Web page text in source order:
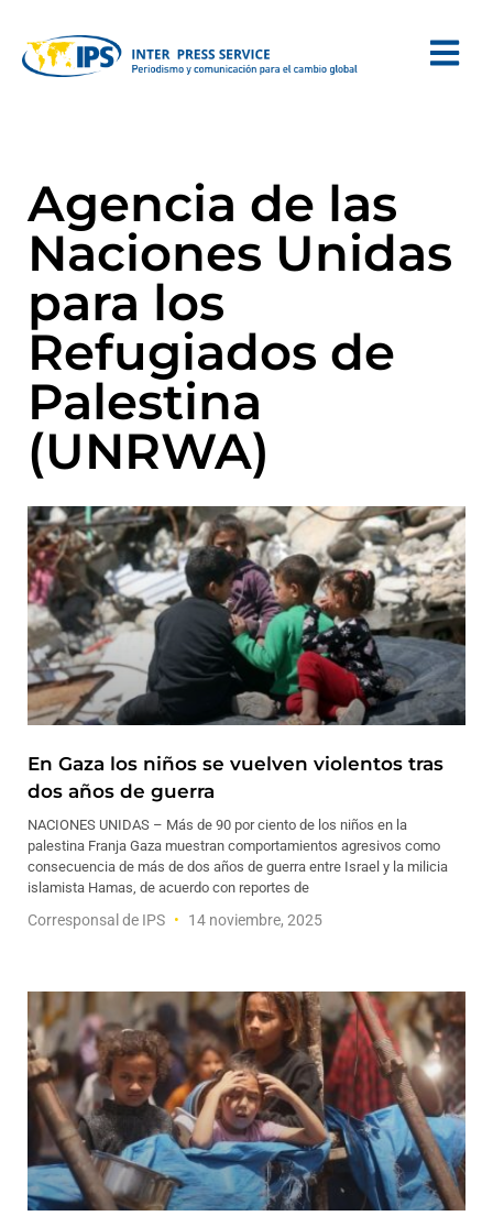
Agencia de las
Naciones Unidas
para los
Refugiados de
Palestina
(UNRWA)
En Gaza los niños se vuelven violentos tras
dos años de guerra
NACIONES UNIDAS – Más de 90 por ciento de los niños en la
palestina Franja Gaza muestran comportamientos agresivos como
consecuencia de más de dos años de guerra entre Israel y la milicia
islamista Hamas, de acuerdo con reportes de
Corresponsal de IPS 14 noviembre, 2025